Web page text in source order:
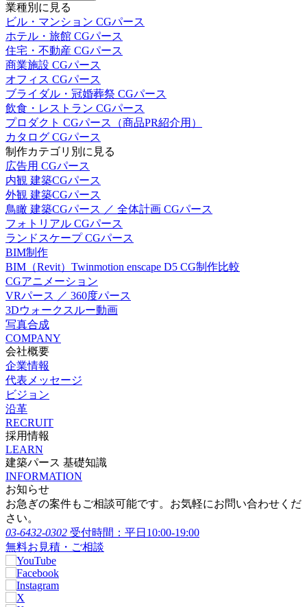
業種別に見る
ビル・マンション CGパース
ホテル・旅館 CGパース
住宅・不動産 CGパース
商業施設 CGパース
オフィス CGパース
ブライダル・冠婚葬祭 CGパース
飲食・レストラン CGパース
プロダクト CGパース（商品PR紹介用）
カタログ CGパース
制作カテゴリ別に見る
広告用 CGパース
内観 建築CGパース
外観 建築CGパース
鳥瞰 建築CGパース ／ 全体計画 CGパース
フォトリアル CGパース
ランドスケープ CGパース
BIM制作
BIM（Revit）Twinmotion enscape D5 CG制作比較
CGアニメーション
VRパース ／ 360度パース
3Dウォークスルー動画
写真合成
COMPANY
会社概要
企業情報
代表メッセージ
ビジョン
沿革
RECRUIT
採用情報
LEARN
建築パース 基礎知識
INFORMATION
お知らせ
お急ぎの案件もご相談可能です。お気軽にお問い合わせくだ
さい。
03-6432-0302 受付時間：平日10:00-19:00
無料お見積・ご相談